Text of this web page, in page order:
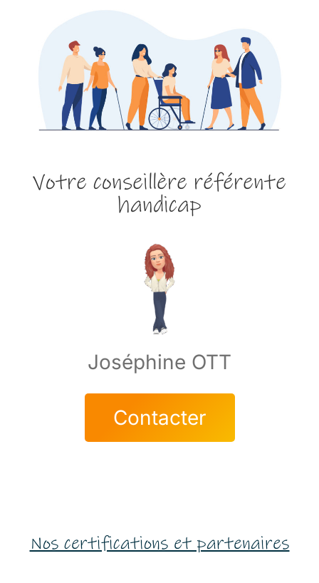
Votre conseillère référente
handicap
Joséphine OTT
Contacter
Nos certifications et partenaires